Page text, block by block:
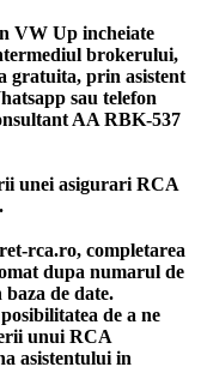
VW Up incheiate
brokerului,
gratuita, prin asistent
sau telefon
AA RBK-537
unei asigurari RCA
rca.ro, completarea
dupa numarul de
de date.
de a ne
unui RCA
asistentului in